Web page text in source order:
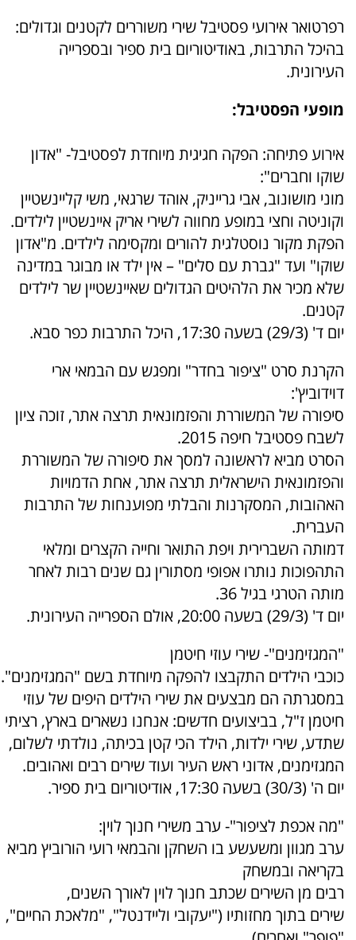
רפרטואר אירועי פסטיבל שירי משוררים לקטנים וגדולים:
בהיכל התרבות, באודיטוריום בית ספיר ובספרייה
העירונית.
מופעי הפסטיבל:
אירוע פתיחה: הפקה חגיגית מיוחדת לפסטיבל- "אדון
שוקו וחברים":
מוני מושונוב, אבי גרייניק, אוהד שרגאי, משי קליינשטיין
וקוניטה וחצי במופע מחווה לשירי אריק איינשטיין לילדים.
הפקת מקור נוסטלגית להורים ומקסימה לילדים. מ"אדון
שוקו" ועד "גברת עם סלים" – אין ילד או מבוגר במדינה
שלא מכיר את הלהיטים הגדולים שאיינשטיין שר לילדים
קטנים.
יום ד' (29/3) בשעה 17:30, היכל התרבות כפר סבא.
הקרנת סרט "ציפור בחדר" ומפגש עם הבמאי ארי
דוידוביץ':
סיפורה של המשוררת והפזמונאית תרצה אתר, זוכה ציון
לשבח פסטיבל חיפה 2015.
הסרט מביא לראשונה למסך את סיפורה של המשוררת
והפזמונאית הישראלית תרצה אתר, אחת הדמויות
האהובות, המסקרנות והבלתי מפוענחות של התרבות
העברית.
דמותה השברירית ויפת התואר וחייה הקצרים ומלאי
התהפוכות נותרו אפופי מסתורין גם שנים רבות לאחר
מותה הטרגי בגיל 36.
יום ד' (29/3) בשעה 20:00, אולם הספרייה העירונית.
"המגזימנים"- שירי עוזי חיטמן
כוכבי הילדים התקבצו להפקה מיוחדת בשם "המגזימנים".
במסגרתה הם מבצעים את שירי הילדים היפים של עוזי
חיטמן ז"ל, בביצועים חדשים: אנחנו נשארים בארץ, רציתי
שתדע, שירי ילדות, הילד הכי קטן בכיתה, נולדתי לשלום,
המגזימנים, אדוני ראש העיר ועוד שירים רבים ואהובים.
יום ה' (30/3) בשעה 17:30, אודיטוריום בית ספיר.
"מה אכפת לציפור"- ערב משירי חנוך לוין:
ערב מגוון ומשעשע בו השחקן והבמאי רועי הורוביץ מביא
בקריאה ובמשחק
רבים מן השירים שכתב חנוך לוין לאורך השנים,
שירים בתוך מחזותיו ("יעקובי וליידנטל", "מלאכת החיים",